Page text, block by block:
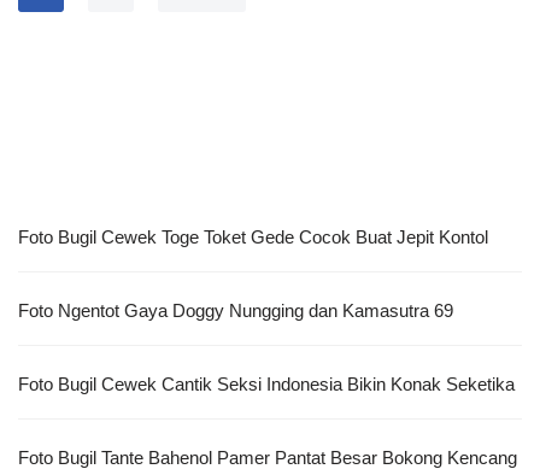
Foto Bugil Cewek Toge Toket Gede Cocok Buat Jepit Kontol
Foto Ngentot Gaya Doggy Nungging dan Kamasutra 69
Foto Bugil Cewek Cantik Seksi Indonesia Bikin Konak Seketika
Foto Bugil Tante Bahenol Pamer Pantat Besar Bokong Kencang